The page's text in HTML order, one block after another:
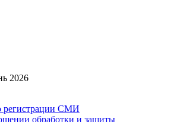
2026
регистрации СМИ
обработки и защиты